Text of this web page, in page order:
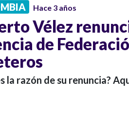
Hace 3 años
Vélez
de
la razón de su renuncia?